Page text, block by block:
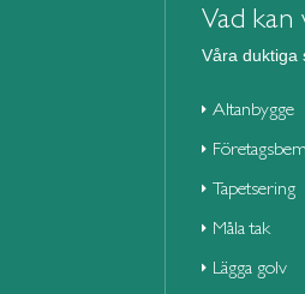
Vad kan
Våra duktiga
Altanbygge
Tapetsering
Måla tak
Lägga golv